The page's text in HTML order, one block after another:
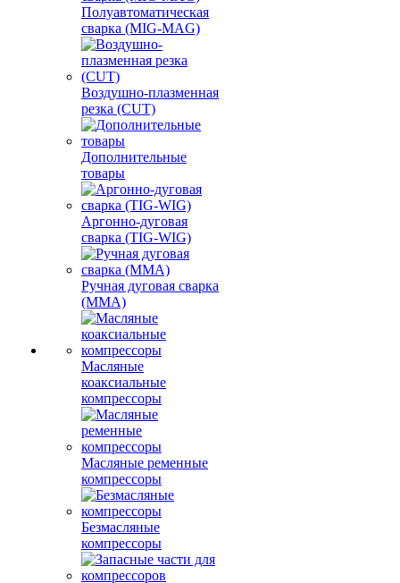
Полуавтоматическая
сварка (MIG-MAG)
Воздушно-плазменная
резка (CUT)
Дополнительные
товары
Аргонно-дуговая
сварка (TIG-WIG)
Ручная дуговая сварка
(MMA)
Масляные
коаксиальные
компрессоры
Масляные ременные
компрессоры
Безмасляные
компрессоры